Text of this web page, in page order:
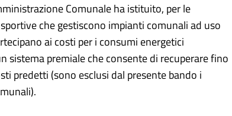
Comunale ha istituito, per le
che gestiscono impianti comunali ad uso
ai costi per i consumi energetici
sistema premiale che consente di recuperare fino
predetti (sono esclusi dal presente bando i